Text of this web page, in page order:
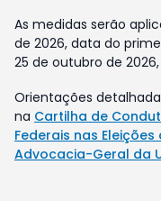
As medidas serão
de 2026, data do
25 de outubro de
Orientações
na Cartilha de
Federais nas
Advocacia-Geral da